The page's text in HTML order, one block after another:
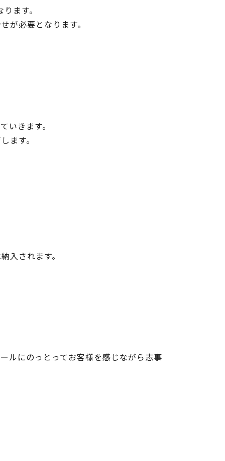
ます。
が必要となります。
いきます。
ます。
入されます。
ルにのっとってお客様を感じながら志事